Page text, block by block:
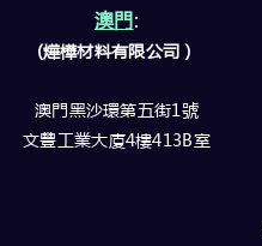
澳門:
(燁樺材料有限公司）
澳門黑沙環第五街1號
文豐工業大廈4樓413B室